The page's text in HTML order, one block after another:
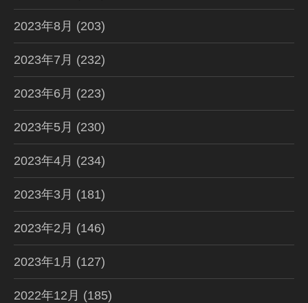
2023年8月 (203)
2023年7月 (232)
2023年6月 (223)
2023年5月 (230)
2023年4月 (234)
2023年3月 (181)
2023年2月 (146)
2023年1月 (127)
2022年12月 (185)